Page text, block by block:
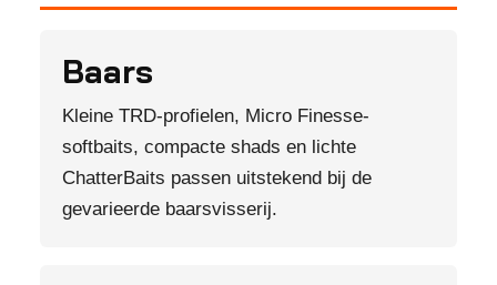
Baars
Kleine TRD-profielen, Micro Finesse-
softbaits, compacte shads en lichte
ChatterBaits passen uitstekend bij de
gevarieerde baarsvisserij.